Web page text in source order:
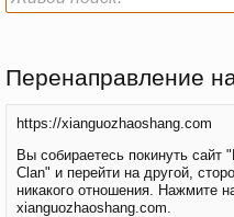
Перенаправление
https://xianguozhaoshang.com
Вы собираетесь покинуть
Clan" и перейти на другой,
никакого отношения. Нажмите
xianguozhaoshang.com.